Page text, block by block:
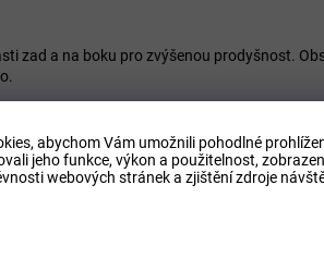
abychom Vám umožnili pohodlné
jeho funkce, výkon a použitelnost,
webových stránek a zjištění zdroje
zad a na boku pro zvýšenou prodyšnost.